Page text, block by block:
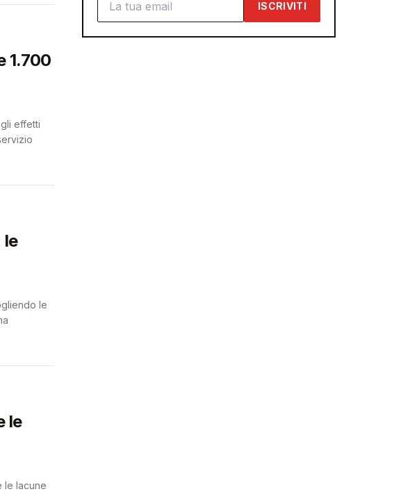
1.700
effetti
le
le
le
le lacune
ISCRIVITI